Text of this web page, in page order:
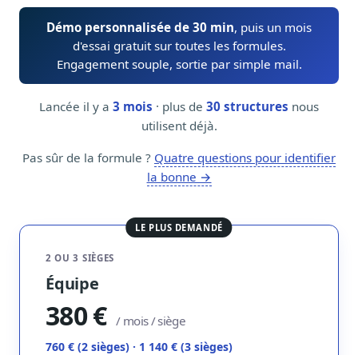
9 interviews politiques, analysées avant 10 h
Alertes personnalisées
Par dossier, personne, mot-clé
Exports & livrables
Notes, briefings, tableaux de bord
Fiches parlementaires
Affaires publiques
Affaires réglementaires
JO, décrets, conseil des ministres, AAI
Démo personnalisée de 30 min, puis un mois
d'essai gratuit sur toutes les formules.
Engagement souple, sortie par simple mail.
Lancée il y a 3 mois · plus de 30 structures nous
utilisent déjà.
Pas sûr de la formule ? Quatre questions pour identifier
la bonne →
LE PLUS DEMANDÉ
2 OU 3 SIÈGES
Équipe
380 € / mois / siège
760 € (2 sièges) · 1 140 € (3 sièges)